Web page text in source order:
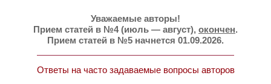
Уважаемые авторы!
Прием статей в №4 (июль — август), окончен.
Прием статей в №5 начнется 01.09.2026.
Ответы на часто задаваемые вопросы авторов